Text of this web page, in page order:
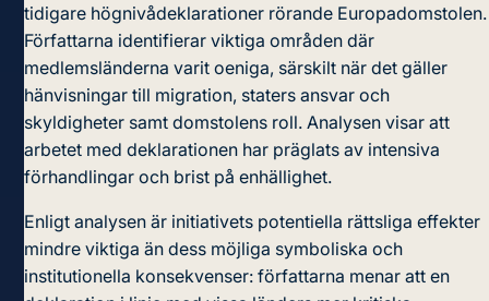
tidigare högnivådeklarationer rörande Europadomstolen.
Författarna identifierar viktiga områden där
medlemsländerna varit oeniga, särskilt när det gäller
hänvisningar till migration, staters ansvar och
skyldigheter samt domstolens roll. Analysen visar att
arbetet med deklarationen har präglats av intensiva
förhandlingar och brist på enhällighet.
Enligt analysen är initiativets potentiella rättsliga effekter
mindre viktiga än dess möjliga symboliska och
institutionella konsekvenser: författarna menar att en